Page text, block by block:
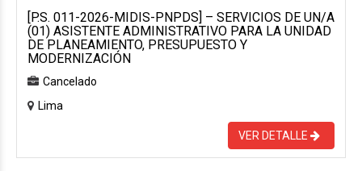
[P.S. 011-2026-MIDIS-PNPDS] – SERVICIOS DE UN/A
(01) ASISTENTE ADMINISTRATIVO PARA LA UNIDAD
DE PLANEAMIENTO, PRESUPUESTO Y
MODERNIZACIÓN
Cancelado
Lima
VER DETALLE